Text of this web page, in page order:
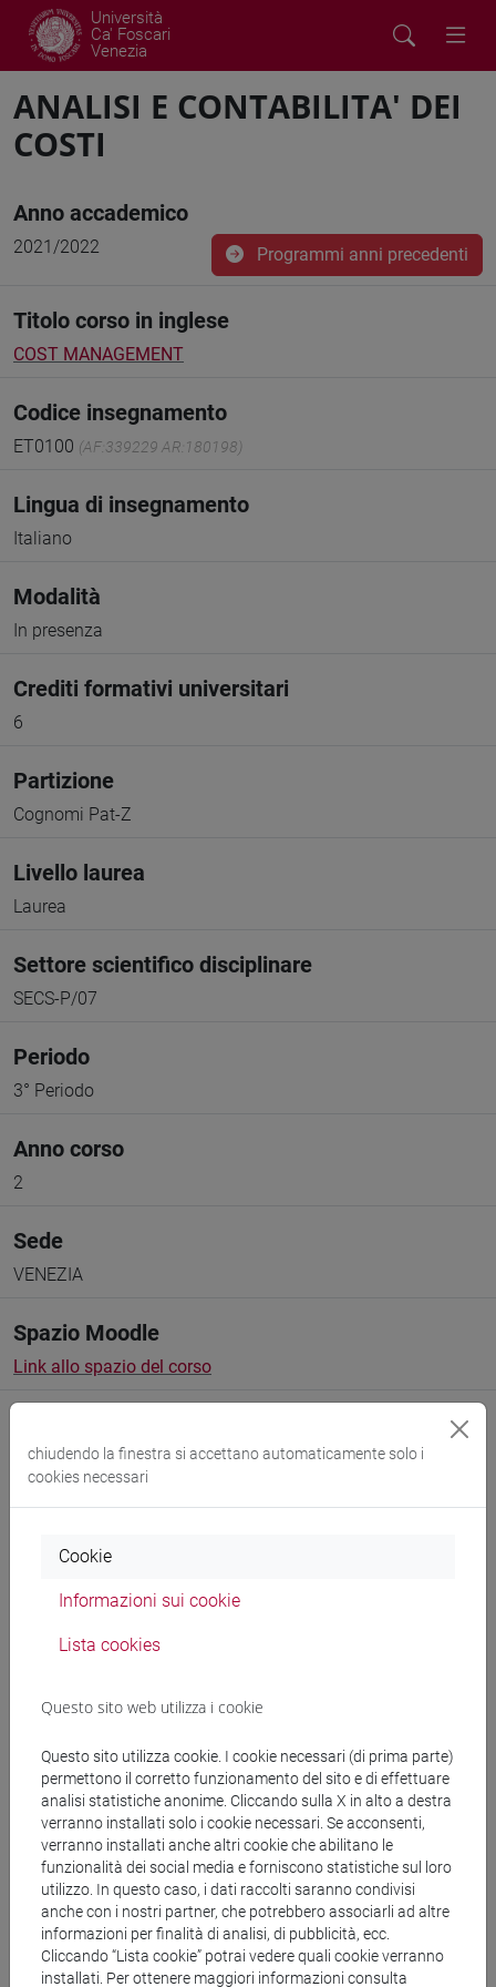
Università
Ca' Foscari
Venezia
ANALISI E CONTABILITA' DEI
COSTI
Anno accademico
2021/2022 Programmi anni precedenti
Titolo corso in inglese
COST MANAGEMENT
Codice insegnamento
ET0100 (AF:339229 AR:180198)
Lingua di insegnamento
Italiano
Modalità
In presenza
Crediti formativi universitari
6
Partizione
Cognomi Pat-Z
Livello laurea
Laurea
Settore scientifico disciplinare
SECS-P/07
Periodo
3° Periodo
Anno corso
2
Sede
VENEZIA
Spazio Moodle
Link allo spazio del corso
Programma
Docenti
PANFILO Silvia- 30h Lezione
Materiali didattici
Materiali su Moodle
Corsi di studio e percorsi
chiudendo la finestra si accettano automaticamente solo i
cookies necessari
Cookie
Informazioni sui cookie
Lista cookies
Questo sito web utilizza i cookie
Questo sito utilizza cookie. I cookie necessari (di prima parte)
permettono il corretto funzionamento del sito e di effettuare
analisi statistiche anonime. Cliccando sulla X in alto a destra
verranno installati solo i cookie necessari. Se acconsenti,
verranno installati anche altri cookie che abilitano le
funzionalità dei social media e forniscono statistiche sul loro
utilizzo. In questo caso, i dati raccolti saranno condivisi
anche con i nostri partner, che potrebbero associarli ad altre
informazioni per finalità di analisi, di pubblicità, ecc.
Cliccando “Lista cookie” potrai vedere quali cookie verranno
installati. Per ottenere maggiori informazioni consulta